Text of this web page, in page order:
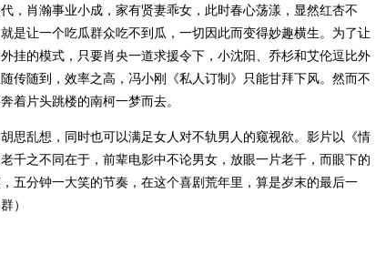
，肖瀚事业小成，家有贤妻乖女，此时春心荡漾，显然红杏不
是让一个吃瓜群众吃不到瓜，一切因此而变得妙趣横生。为了让
挂的模式，只要肖央一道求援令下，小沈阳、乔杉和艾伦逗比外
传随到，效率之高，冯小刚《私人订制》只能甘拜下风。然而不
着片头跳楼的南柯一梦而去。
思乱想，同时也可以满足女人对不轨男人的窥视欲。影片以《情
千之不同在于，前辈电影中不论男女，放眼一片老千，而眼下的
五分钟一大笑的节奏，在这个喜剧荒年里，算是岁末的最后一
）